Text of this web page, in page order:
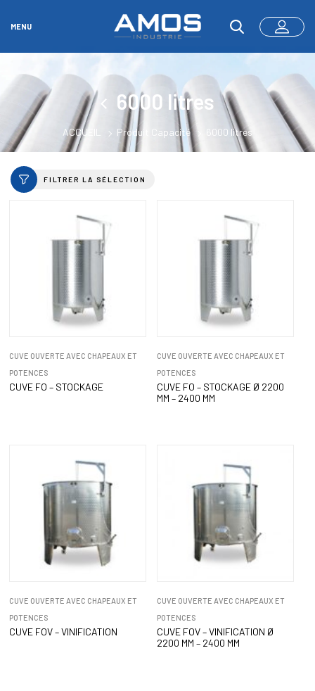
MENU
6000 litres
ACCUEIL Produit Capacité 6000 litres
FILTRER LA SÉLECTION
CUVE OUVERTE AVEC CHAPEAUX ET
POTENCES
CUVE FO – STOCKAGE
CUVE OUVERTE AVEC CHAPEAUX ET
POTENCES
CUVE FO – STOCKAGE Ø 2200
MM – 2400 MM
CUVE OUVERTE AVEC CHAPEAUX ET
POTENCES
CUVE FOV – VINIFICATION
CUVE OUVERTE AVEC CHAPEAUX ET
POTENCES
CUVE FOV – VINIFICATION Ø
2200 MM – 2400 MM